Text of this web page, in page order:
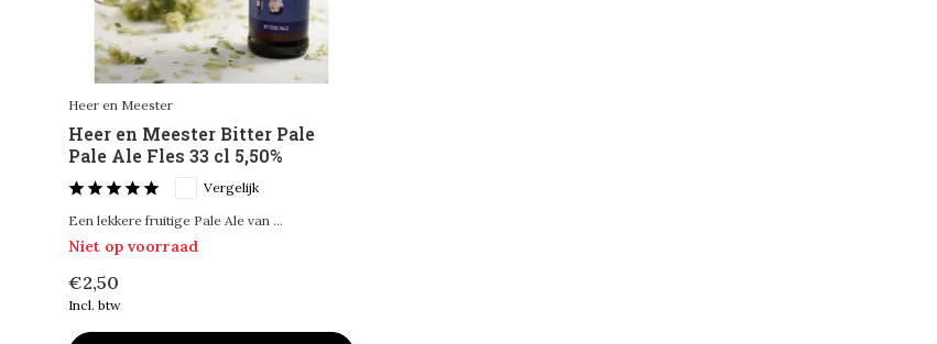
Heer en Meester
Heer en Meester Bitter Pale
Pale Ale Fles 33 cl 5,50%
Vergelijk
Een lekkere fruitige Pale Ale van ...
Niet op voorraad
€2,50
Incl. btw